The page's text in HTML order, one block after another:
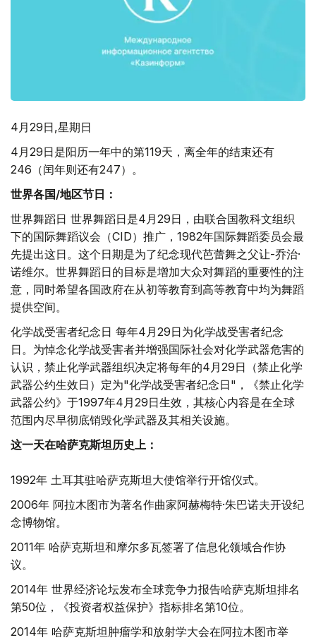
4月29日,星期日
4月29日是阳历一年中的第119天，离全年的结束还有
246（闰年则还有247）。
世界各国/地区节日：
世界舞蹈日 世界舞蹈日是4月29日，由联合国教科文组织
下的国际舞蹈议会（CID）推广，1982年国际舞蹈委员会最
先提出这日。这个日期是为了纪念现代芭蕾舞之父让-乔治·
诺维尔。世界舞蹈日的目标是增加大众对舞蹈的重要性的注
意，同时希望各国政府在从初等教育到高等教育中均为舞蹈
提供空间。
化学战受害者纪念日 每年4月29日为化学战受害者纪念
日。为悼念化学战受害者并增强国际社会对化学武器危害的
认识，禁止化学武器组织决定将每年的4月29日（禁止化学
武器公约生效日）定为"化学战受害者纪念日"，《禁止化学
武器公约》于1997年4月29日生效，其核心内容是在全球
范围内尽早彻底销毁化学武器及其相关设施。
这一天在哈萨克斯坦历史上：
1992年 土耳其驻哈萨克斯坦大使馆举行开馆仪式。
2006年 阿拉木图市为著名作曲家阿赫梅特·朱巴诺夫开设纪
念博物馆。
2011年 哈萨克斯坦和摩尔多瓦签署了信息化领域合作协
议。
2014年 世界经济论坛发布全球竞争力报告哈萨克斯坦排名
第50位，《投资者权益保护》指标排名第10位。
2014年 哈萨克斯坦肿瘤学和放射学大会在阿拉木图市举